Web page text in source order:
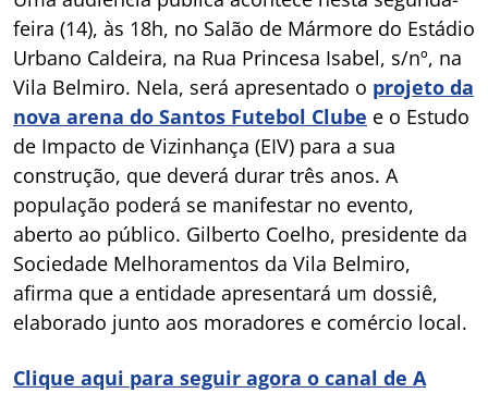
feira (14), às 18h, no Salão de Mármore do Estádio
Urbano Caldeira, na Rua Princesa Isabel, s/nº, na
Vila Belmiro. Nela, será apresentado o projeto da
nova arena do Santos Futebol Clube e o Estudo
de Impacto de Vizinhança (EIV) para a sua
construção, que deverá durar três anos. A
população poderá se manifestar no evento,
aberto ao público. Gilberto Coelho, presidente da
Sociedade Melhoramentos da Vila Belmiro,
afirma que a entidade apresentará um dossiê,
elaborado junto aos moradores e comércio local.
Clique aqui para seguir agora o canal de A